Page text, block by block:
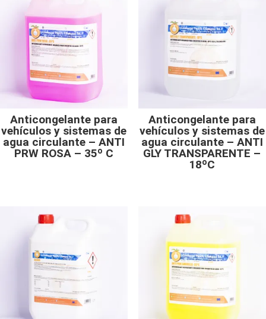
Anticongelante para
vehículos y sistemas de
agua circulante – ANTI
PRW ROSA – 35º C
Anticongelante para
vehículos y sistemas de
agua circulante – ANTI
GLY TRANSPARENTE –
18ºC